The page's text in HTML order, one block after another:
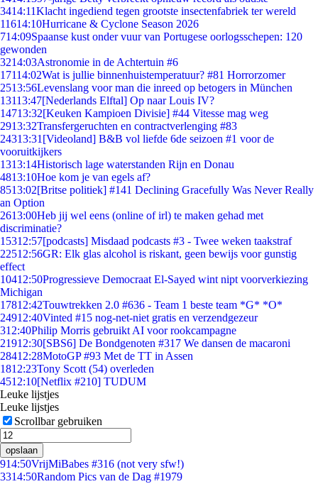
3414:11Klacht ingediend tegen grootste insectenfabriek ter wereld
11614:10Hurricane & Cyclone Season 2026
714:09Spaanse kust onder vuur van Portugese oorlogsschepen: 120
gewonden
3214:03Astronomie in de Achtertuin #6
17114:02Wat is jullie binnenhuistemperatuur? #81 Horrorzomer
2513:56Levenslang voor man die inreed op betogers in München
13113:47[Nederlands Elftal] Op naar Louis IV?
14713:32[Keuken Kampioen Divisie] #44 Vitesse mag weg
2913:32Transfergeruchten en contractverlenging #83
24313:31 [Videoland] B&B vol liefde 6de seizoen #1 voor de
vooruitkijkers
1313:14Historisch lage waterstanden Rijn en Donau
4813:10Hoe kom je van egels af?
8513:02[Britse politiek] #141 Declining Gracefully Was Never Really
an Option
2613:00Heb jij wel eens (online of irl) te maken gehad met
discriminatie?
15312:57[podcasts] Misdaad podcasts #3 - Twee weken taakstraf
22512:56GR: Elk glas alcohol is riskant, geen bewijs voor gunstig
effect
10412:50Progressieve Democraat El-Sayed wint nipt voorverkiezing
Michigan
17812:42Touwtrekken 2.0 #636 - Team 1 beste team *G* *O*
24912:40Vinted #15 nog-net-niet gratis en verzendgezeur
312:40Philip Morris gebruikt AI voor rookcampagne
21912:30[SBS6] De Bondgenoten #317 We dansen de macaroni
28412:28MotoGP #93 Met de TT in Assen
1812:23Tony Scott (54) overleden
4512:10[Netflix #210] TUDUM
Leuke lijstjes
Leuke lijstjes
Scrollbar gebruiken
opslaan
914:50VrijMiBabes #316 (not very sfw!)
3314:50Random Pics van de Dag #1979